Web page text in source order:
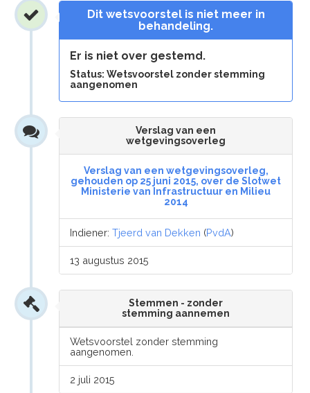
Dit wetsvoorstel is niet meer in
behandeling.
Er is niet over gestemd.
Status: Wetsvoorstel zonder stemming
aangenomen
Verslag van een
wetgevingsoverleg
Verslag van een wetgevingsoverleg,
gehouden op 25 juni 2015, over de Slotwet
Ministerie van Infrastructuur en Milieu
2014
Indiener:Tjeerd van Dekken (PvdA)
13 augustus 2015
Stemmen - zonder
stemming aannemen
Wetsvoorstel zonder stemming
aangenomen.
2 juli 2015